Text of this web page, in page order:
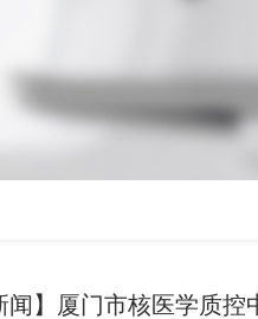
闻】厦门市核医学质